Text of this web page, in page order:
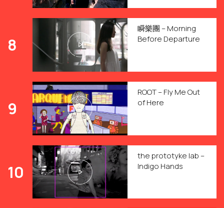
8
瞬樂團 – Morning
Before Departure
9
ROOT – Fly Me Out
of Here
10
the prototyke lab –
Indigo Hands